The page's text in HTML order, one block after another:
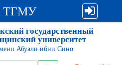
ТГМУ
государственный
университет
Абуали ибни Сино